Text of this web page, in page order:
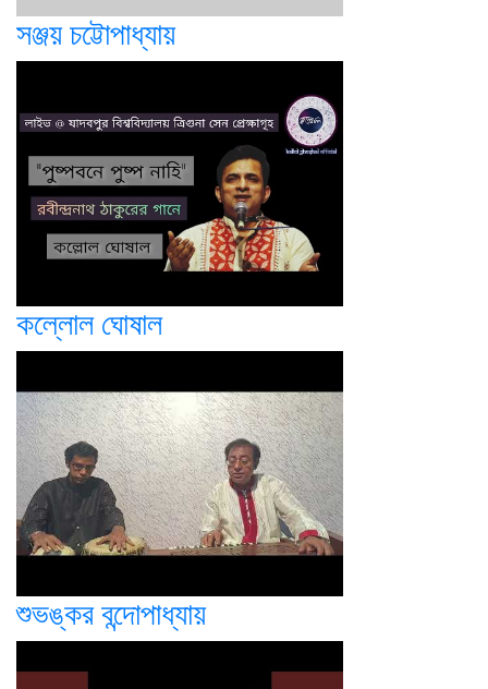
সঞ্জয় চট্টোপাধ্যায়
কল্লোল ঘোষাল
শুভঙ্কর বন্দোপাধ্যায়